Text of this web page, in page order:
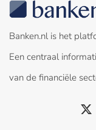
Banken.nl is het
Een centraal
van de financiële